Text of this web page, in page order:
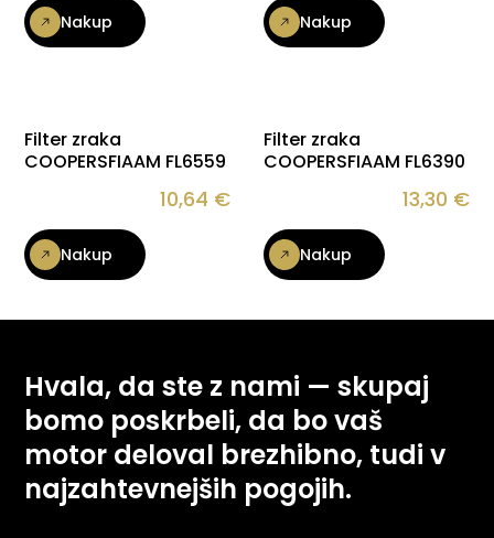
Nakup Nakup
Filter zraka
COOPERSFIAAM FL6559
10,64 €
Nakup
Filter zraka
COOPERSFIAAM FL6390
13,30 €
Nakup
Hvala, da ste z nami — skupaj
bomo poskrbeli, da bo vaš
motor deloval brezhibno, tudi v
najzahtevnejših pogojih.